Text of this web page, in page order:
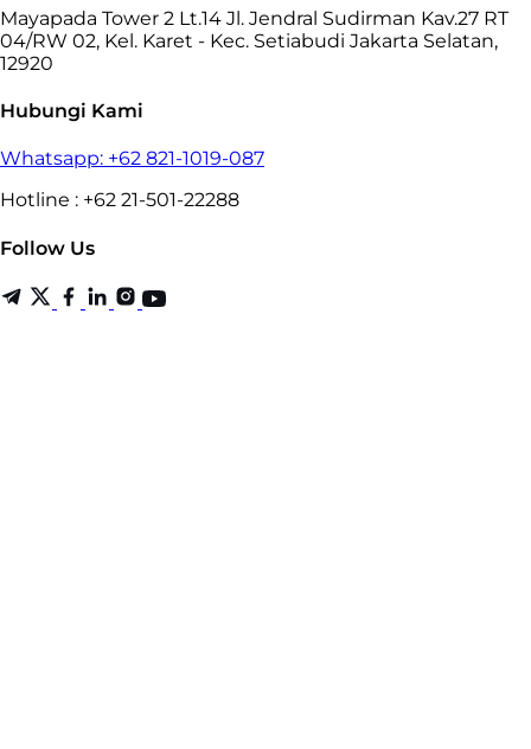
Mayapada Tower 2 Lt.14 Jl. Jendral Sudirman Kav.27 RT
04/RW 02, Kel. Karet - Kec. Setiabudi Jakarta Selatan,
12920
Hubungi Kami
Whatsapp: +62 821-1019-087
Hotline : +62 21-501-22288
Follow Us